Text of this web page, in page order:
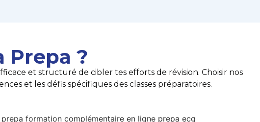
Prepa ?
et structuré de cibler tes efforts de révision. Choisir nos
et les défis spécifiques des classes préparatoires.